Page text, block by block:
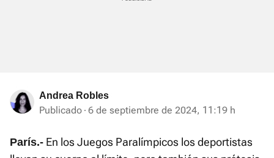
Andrea Robles
Publicado 6 de septiembre de 2024, 11:19 h
París.- En los Juegos Paralímpicos los deportistas